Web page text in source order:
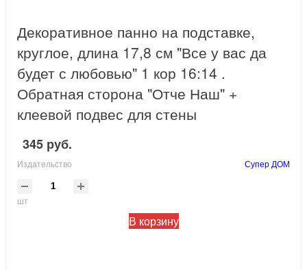
Декоративное панно на подставке,
круглое, длина 17,8 см "Все у вас да
будет с любовью" 1 кор 16:14 .
Обратная сторона "Отче Наш" +
клеевой подвес для стены
345 руб.
Издательство Супер ДОМ
шт
В корзину